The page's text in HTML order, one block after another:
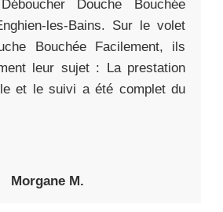
Douche Bouchée
les-Bains. Sur le volet
Bouchée Facilement, ils
leur sujet : La prestation
et le suivi a été complet du
Morgane M.